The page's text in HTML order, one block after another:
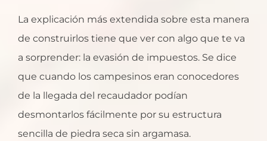
La explicación más extendida sobre esta manera
de construirlos tiene que ver con algo que te va
a sorprender: la evasión de impuestos. Se dice
que cuando los campesinos eran conocedores
de la llegada del recaudador podían
desmontarlos fácilmente por su estructura
sencilla de piedra seca sin argamasa.